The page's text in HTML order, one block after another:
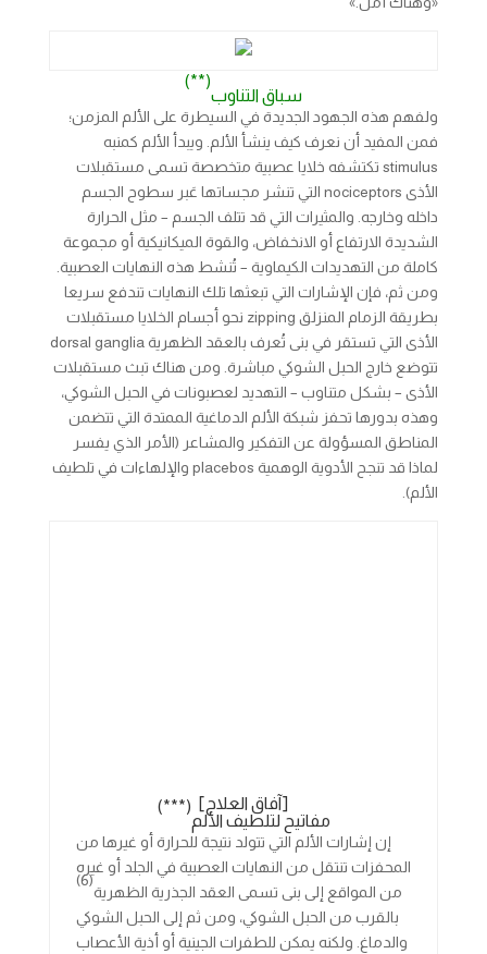
سباق التناوب
(**)
ولفهم هذه الجهود الجديدة في السيطرة على الألم المزمن؛
فمن المفيد أن نعرف كيف ينشأ الألم. ويبدأ الألم كمنبه
stimulus تكتشفه خلايا عصبية متخصصة تسمى مستقبلات
الأذى nociceptors التي تنشر مجساتها عَبر سطوح الجسم
داخله وخارجه. والمثيرات التي قد تتلف الجسم – مثل الحرارة
الشديدة الارتفاع أو الانخفاض، والقوة الميكانيكية أو مجموعة
كاملة من التهديدات الكيماوية – تُنشط هذه النهايات العصبية.
ومن ثم، فإن الإشارات التي تبعثها تلك النهايات تندفع سريعا
بطريقة الزمام المنزلق zipping نحو أجسام الخلايا مستقبلات
الأذى التي تستقر في بنى تُعرف بالعقد الظهرية dorsal ganglia
تتوضع خارج الحبل الشوكي مباشرة. ومن هناك تبث مستقبلات
الأذى – بشكل متناوب – التهديد لعصبونات في الحبل الشوكي،
وهذه بدورها تحفز شبكة الألم الدماغية الممتدة التي تتضمن
المناطق المسؤولة عن التفكير والمشاعر (الأمر الذي يفسر
لماذا قد تنجح الأدوية الوهمية placebos والإلهاءات في تلطيف
الألم).
[آفاق العلاج]
مفاتيح لتلطيف الألم
(***)
إن إشارات الألم التي تتولد نتيجة للحرارة أو غيرها من
المحفزات تنتقل من النهايات العصبية في الجلد أو غيره
من المواقع إلى بنى تسمى العقد الجذرية الظهرية
(6)
بالقرب من الحبل الشوكي، ومن ثم إلى الحبل الشوكي
والدماغ. ولكنه يمكن للطفرات الجينية أو أذية الأعصاب